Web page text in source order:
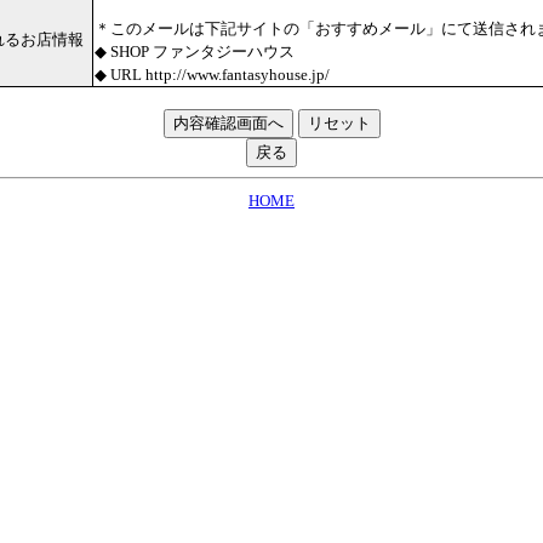
お店情報
＊このメールは下記サイトの「おすすめメール」にて送信され
◆ SHOP ファンタジーハウス
◆ URL http://www.fantasyhouse.jp/
HOME